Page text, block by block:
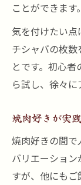
ことができます。
気を付けたい点
チシャバの枚
とです。初心
ら試し、徐々に
焼肉好きが実
焼肉好きの間
バリエーショ
すが、他にも